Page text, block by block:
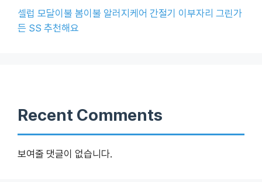
셀럽 모달이불 봄이불 알러지케어 간절기 이부자리 그린가
든 SS 추천해요
Recent Comments
보여줄 댓글이 없습니다.